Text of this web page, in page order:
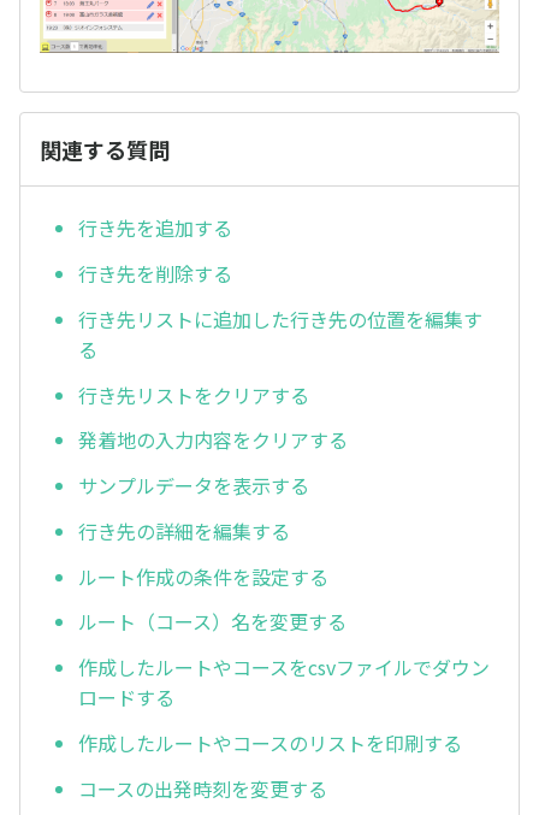
関連する質問
行き先を追加する
行き先を削除する
行き先リストに追加した行き先の位置を編集す
る
行き先リストをクリアする
発着地の入力内容をクリアする
サンプルデータを表示する
行き先の詳細を編集する
ルート作成の条件を設定する
ルート（コース）名を変更する
作成したルートやコースをcsvファイルでダウン
ロードする
作成したルートやコースのリストを印刷する
コースの出発時刻を変更する